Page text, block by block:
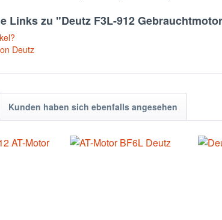
Links zu "Deutz F3L-912
Deutz
Kunden haben sich ebenfalls angesehen